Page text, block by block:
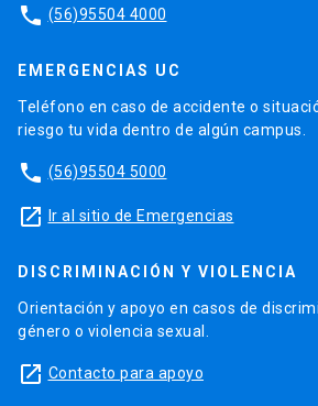
phone (56)95504 4000
EMERGENCIAS UC
Teléfono en caso de accidente o
riesgo tu vida dentro de algún campus.
phone (56)95504 5000
launch Ir al sitio de Emergencias
DISCRIMINACIÓN Y VIOLENCIA
Orientación y apoyo en casos de
género o violencia sexual.
launch Contacto para apoyo